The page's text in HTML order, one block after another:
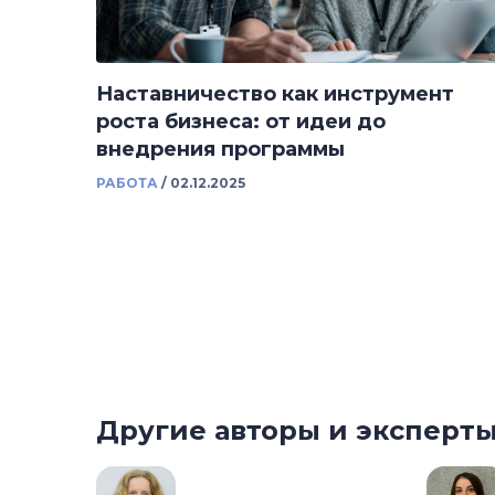
Наставничество как инструмент
роста бизнеса: от идеи до
внедрения программы
РАБОТА / 02.12.2025
Другие авторы и